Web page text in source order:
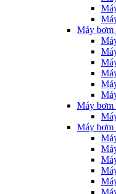
Máy bơm
Máy bơm
Máy bơm